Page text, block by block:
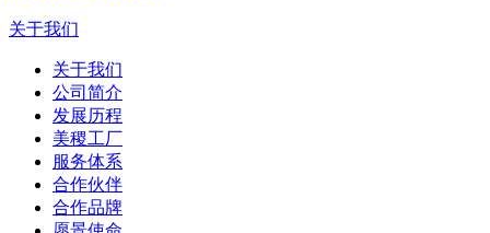
关于我们
关于我们
公司简介
发展历程
美稷工厂
服务体系
合作伙伴
合作品牌